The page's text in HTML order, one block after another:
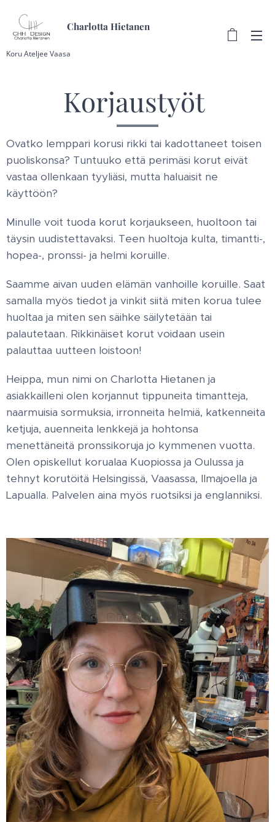
Charlotta Hietanen
Koru Ateljee Vaasa
Korjaustyöt
Ovatko lemppari korusi rikki tai kadottaneet toisen
puoliskonsa? Tuntuuko että perimäsi korut eivät
vastaa ollenkaan tyyliäsi, mutta haluaisit ne
käyttöön?
Minulle voit tuoda korut korjaukseen, huoltoon tai
täysin uudistettavaksi. Teen huoltoja kulta, timantti-,
hopea-, pronssi- ja helmi koruille.
Saamme aivan uuden elämän vanhoille koruille. Saat
samalla myös tiedot ja vinkit siitä miten korua tulee
huoltaa ja miten sen säihke säilytetään tai
palautetaan. Rikkinäiset korut voidaan usein
palauttaa uutteen loistoon!
Heippa, mun nimi on Charlotta Hietanen ja
asiakkailleni olen korjannut tippuneita timantteja,
naarmuisia sormuksia, irronneita helmiä, katkenneita
ketjuja, auenneita lenkkejä ja hohtonsa
menettäneitä pronssikoruja jo kymmenen vuotta.
Olen opiskellut korualaa Kuopiossa ja Oulussa ja
tehnyt korutöitä Helsingissä, Vaasassa, Ilmajoella ja
Lapualla. Palvelen aina myös ruotsiksi ja englanniksi.